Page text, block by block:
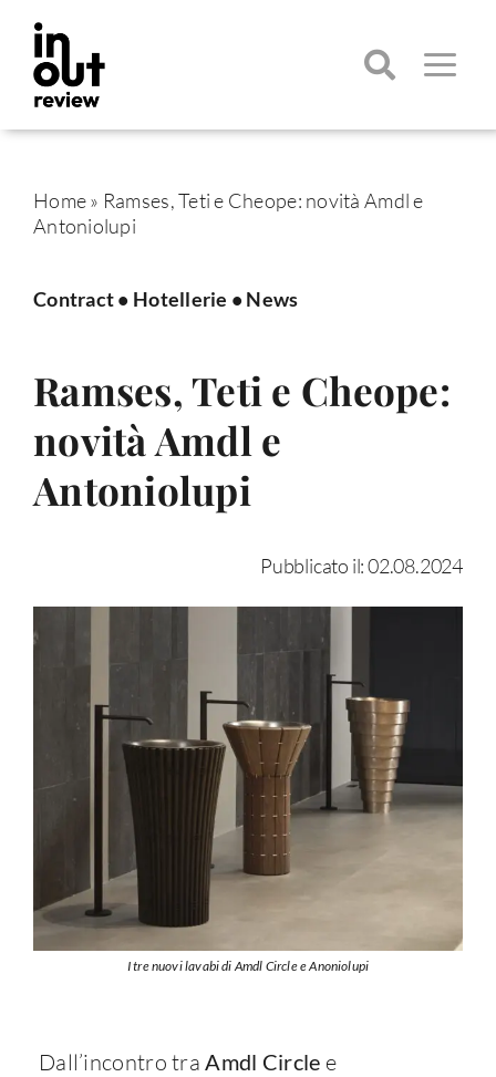
contenuto
Toggle
per:
Home» Ramses, Teti e Cheope: novità Amdl e
Antoniolupi
Contract• Hotellerie • News
Ramses, Teti e Cheope:
novità Amdl e
Antoniolupi
Pubblicato il: 02.08.2024
I tre nuovi lavabi di Amdl Circle e Anoniolupi
Dall’incontro traAmdl Circle e